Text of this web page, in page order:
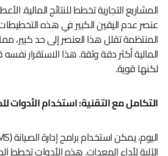
المشاريع التجارية تخطط للنتائج المالية.
عنصر عدم اليقين الكبير في هذه التخطيطات.
المنتظمة تقلل هذا العنصر إلى حد كبير،
المالية أكثر دقة وثقة. هذا الاستقرار
لكنها قوية.
التكامل مع التقنية: استخدام الأدوات
الآلية لأداء المعدات. هذه الأدوات تخطط